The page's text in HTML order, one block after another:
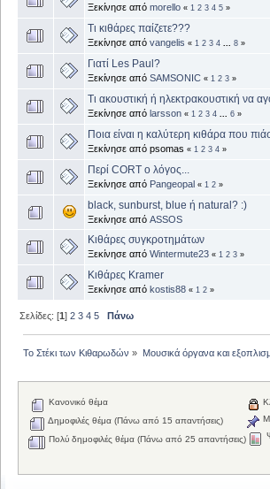
Ξεκίνησε από morello « 1 2 3 4 5 »
Τι κιθάρες παίζετε???
Ξεκίνησε από vangelis « 1 2 3 4 8 »
Γιατί Les Paul?
Ξεκίνησε από SAMSONIC « 1 2 3 »
Τι ακουστική ή ηλεκτρακουστική να
Ξεκίνησε από larsson « 1 2 3 4 6 »
Ποια είναι η καλύτερη κιθάρα που
Ξεκίνησε από psomas « 1 2 3 4 »
Περί CORT ο λόγος...
Ξεκίνησε από Pangeopal « 1 2 »
black, sunburst, blue ή natural? :)
Ξεκίνησε από ASSOS
Κιθάρες συγκροτημάτων
Ξεκίνησε από Wintermute23 « 1 2 3 »
Κιθάρες Kramer
Ξεκίνησε από kostis88 « 1 2 »
Σελίδες: [1]2 3 4 5 Πάνω
Το Στέκι των Κιθαρωδών » Μουσικά όργανα και
Κανονικό θέμα
Δημοφιλές θέμα (Πάνω από 15 απαντήσεις)
Πολύ δημοφιλές θέμα (Πάνω από 25 απαντήσεις)